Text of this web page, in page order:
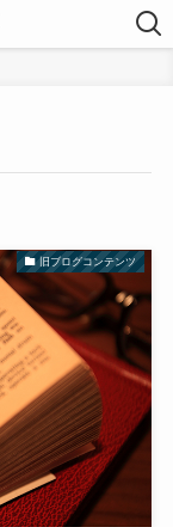
旧ブログコンテンツ